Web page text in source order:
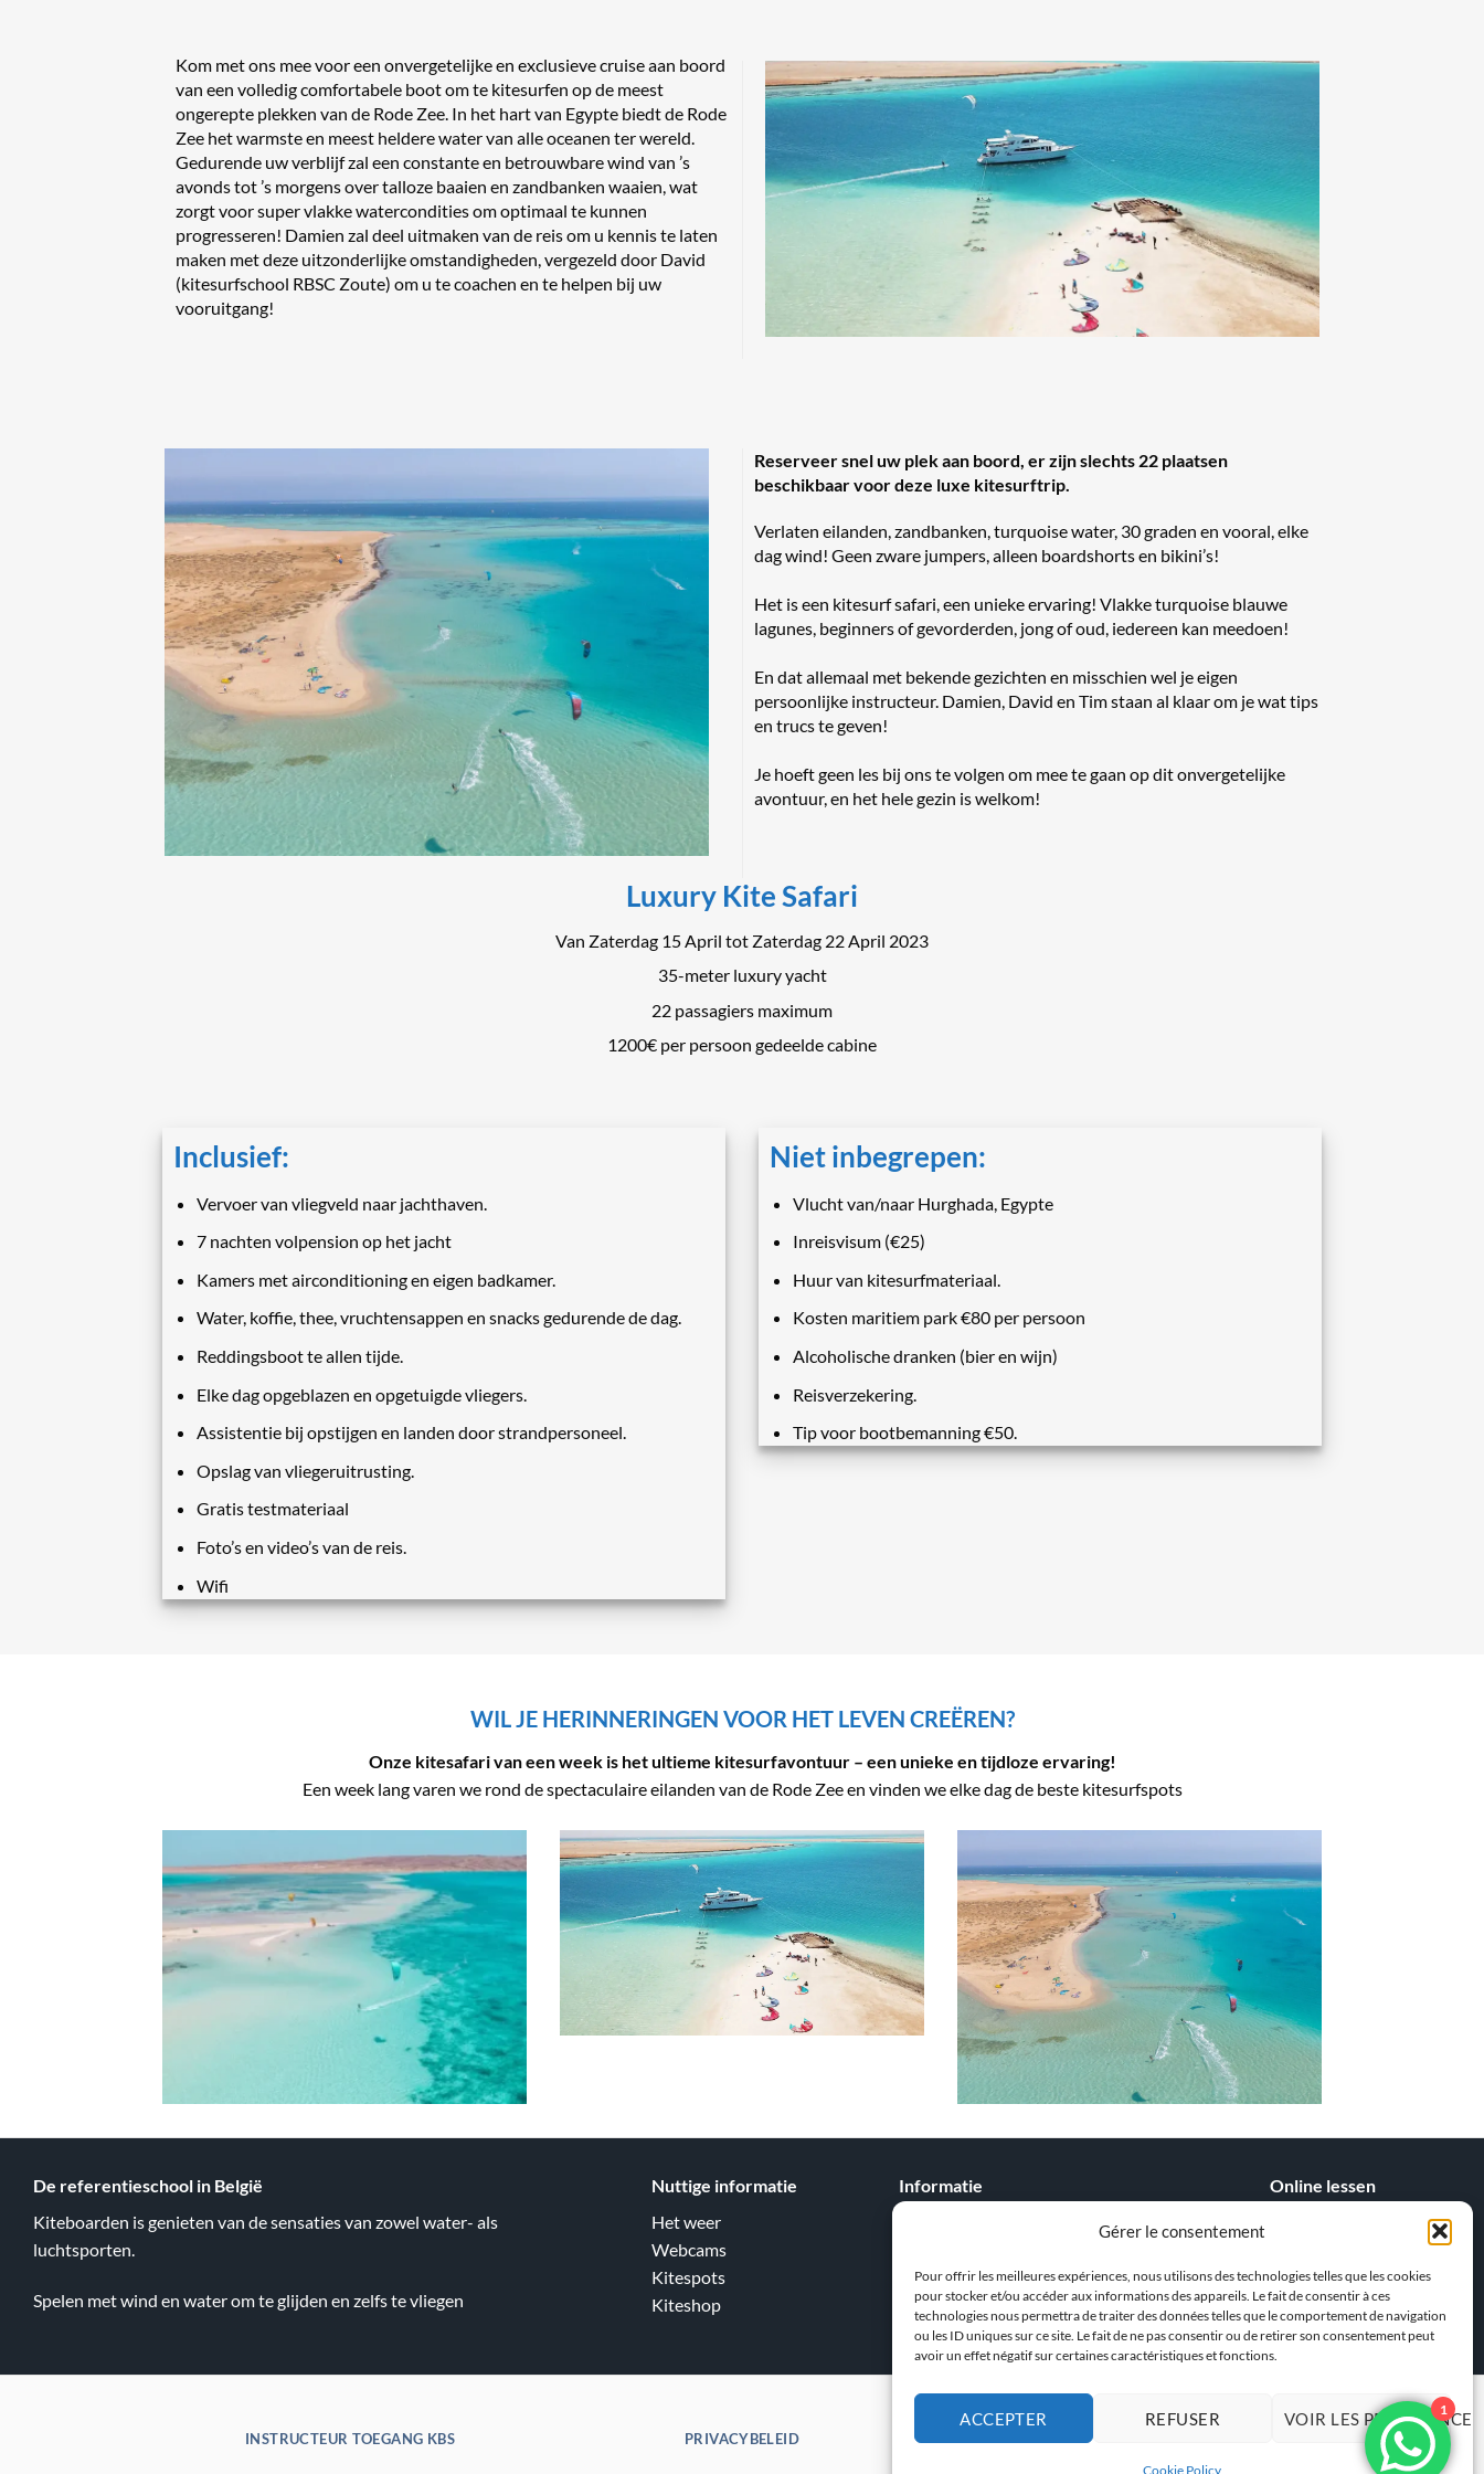
Gérer le consentement
Pour offrir les meilleures expériences, nous utilisons des technologies telles que les cookies
pour stocker et/ou accéder aux informations des appareils. Le fait de consentir à ces
technologies nous permettra de traiter des données telles que le comportement de navigation
ou les ID uniques sur ce site. Le fait de ne pas consentir ou de retirer son consentement peut
avoir un effet négatif sur certaines caractéristiques et fonctions.
ACCEPTER REFUSER VOIR LES PRÉFÉRENCES
Cookie Policy
Kom met ons mee voor een onvergetelijke en exclusieve cruise aan boord
van een volledig comfortabele boot om te kitesurfen op de meest
ongerepte plekken van de Rode Zee. In het hart van Egypte biedt de Rode
Zee het warmste en meest heldere water van alle oceanen ter wereld.
Gedurende uw verblijf zal een constante en betrouwbare wind van ’s
avonds tot ’s morgens over talloze baaien en zandbanken waaien, wat
zorgt voor super vlakke watercondities om optimaal te kunnen
progresseren! Damien zal deel uitmaken van de reis om u kennis te laten
maken met deze uitzonderlijke omstandigheden, vergezeld door David
(kitesurfschool RBSC Zoute) om u te coachen en te helpen bij uw
vooruitgang!
Reserveer snel uw plek aan boord, er zijn slechts 22 plaatsen
beschikbaar voor deze luxe kitesurftrip.
Verlaten eilanden, zandbanken, turquoise water, 30 graden en vooral, elke
dag wind! Geen zware jumpers, alleen boardshorts en bikini’s!
Het is een kitesurf safari, een unieke ervaring! Vlakke turquoise blauwe
lagunes, beginners of gevorderden, jong of oud, iedereen kan meedoen!
En dat allemaal met bekende gezichten en misschien wel je eigen
persoonlijke instructeur. Damien, David en Tim staan al klaar om je wat tips
en trucs te geven!
Je hoeft geen les bij ons te volgen om mee te gaan op dit onvergetelijke
avontuur, en het hele gezin is welkom!
Luxury Kite Safari
Van Zaterdag 15 April tot Zaterdag 22 April 2023
35-meter luxury yacht
22 passagiers maximum
1200€ per persoon gedeelde cabine
Inclusief:
Vervoer van vliegveld naar jachthaven.
7 nachten volpension op het jacht
Kamers met airconditioning en eigen badkamer.
Water, koffie, thee, vruchtensappen en snacks gedurende de dag.
Reddingsboot te allen tijde.
Elke dag opgeblazen en opgetuigde vliegers.
Assistentie bij opstijgen en landen door strandpersoneel.
Opslag van vliegeruitrusting.
Gratis testmateriaal
Foto’s en video’s van de reis.
Wifi
Niet inbegrepen:
Vlucht van/naar Hurghada, Egypte
Inreisvisum (€25)
Huur van kitesurfmateriaal.
Kosten maritiem park €80 per persoon
Alcoholische dranken (bier en wijn)
Reisverzekering.
Tip voor bootbemanning €50.
WIL JE HERINNERINGEN VOOR HET LEVEN CREËREN?
Onze kitesafari van een week is het ultieme kitesurfavontuur – een unieke en tijdloze ervaring!
Een week lang varen we rond de spectaculaire eilanden van de Rode Zee en vinden we elke dag de beste kitesurfspots
De referentieschool in België
Kiteboarden is genieten van de sensaties van zowel water- als
luchtsporten.
Spelen met wind en water om te glijden en zelfs te vliegen
Nuttige informatie
Het weer
Webcams
Kitespots
Kiteshop
Informatie
Wanneer kitesurfen
Tips en trucs
Online lessen
> Ons team !
INSTRUCTEUR TOEGANG KBS PRIVACYBELEID ALGEMENE VOORWAARDEN
1